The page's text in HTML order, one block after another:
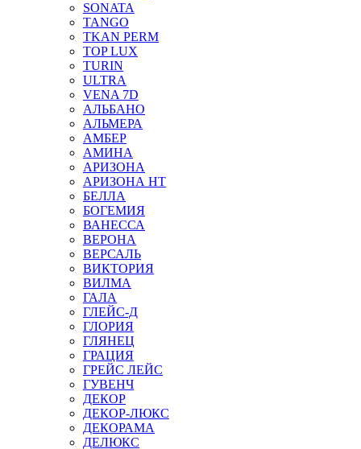
SONATA
TANGO
TKAN PERM
TOP LUX
TURIN
ULTRA
VENA 7D
АЛЬБАНО
АЛЬМЕРА
АМБЕР
АМИНА
АРИЗОНА
АРИЗОНА НТ
БЕЛЛА
БОГЕМИЯ
ВАНЕССА
ВЕРОНА
ВЕРСАЛЬ
ВИКТОРИЯ
ВИЛМА
ГАЛА
ГЛЕЙС-Д
ГЛОРИЯ
ГЛЯНЕЦ
ГРАЦИЯ
ГРЕЙС ЛЕЙС
ГУВЕНЧ
ДЕКОР
ДЕКОР-ЛЮКС
ДЕКОРАМА
ДЕЛЮКС